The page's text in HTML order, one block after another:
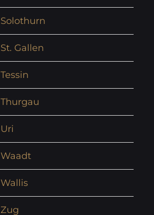
Solothurn
St. Gallen
Tessin
Thurgau
Uri
Waadt
Wallis
Zug